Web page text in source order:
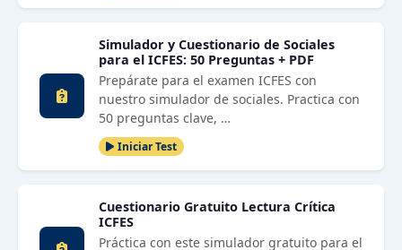
Simulador y Cuestionario de Sociales
para el ICFES: 50 Preguntas + PDF
Prepárate para el examen ICFES con
nuestro simulador de sociales. Practica con
50 preguntas clave, …
Iniciar Test
Cuestionario Gratuito Lectura Crítica
ICFES
Práctica con este simulador gratuito para el